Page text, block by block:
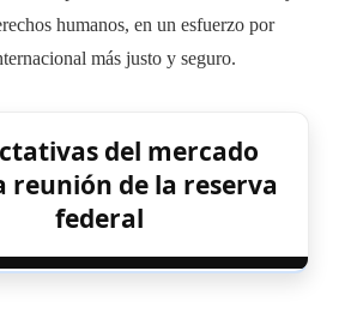
humanos, en un esfuerzo por
más justo y seguro.
del mercado
reunión de la reserva
federal